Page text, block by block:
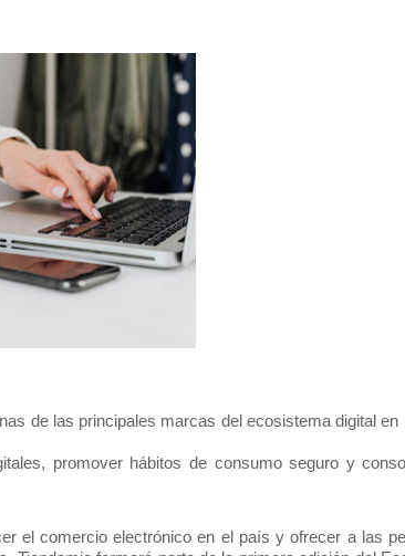
de las principales marcas del ecosistema digital en
promover hábitos de consumo seguro y
el comercio electrónico en el país y ofrecer a las